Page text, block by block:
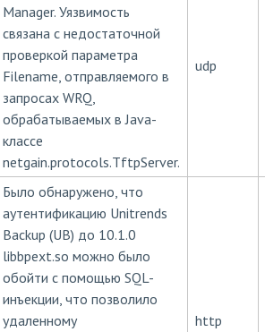
Manager. Уязвимость
связана с недостаточной
проверкой параметра
Filename, отправляемого в
запросах WRQ,
обрабатываемых в Java-
классе
netgain.protocols.TftpServer.
udp
Было обнаружено, что
аутентификацию Unitrends
Backup (UB) до 10.1.0
libbpext.so можно было
обойти с помощью SQL-
инъекции, что позволило
удаленному
http